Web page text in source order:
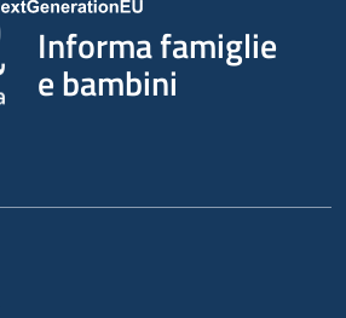
Informa famiglie
e bambini